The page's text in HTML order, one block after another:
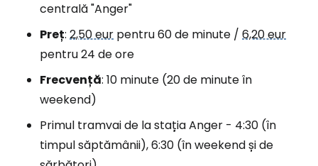
centrală "Anger"
Preț: 2,50 eur pentru 60 de minute / 6,20 eur
pentru 24 de ore
Frecvență: 10 minute (20 de minute în
weekend)
Primul tramvai de la stația Anger - 4:30 (în
timpul săptămânii), 6:30 (în weekend și de